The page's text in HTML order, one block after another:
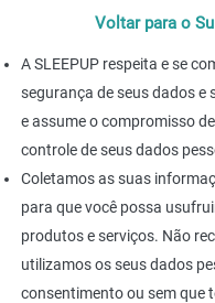
Voltar para o
A SLEEPUP respeita e se
segurança de seus dados e
e assume o compromisso
controle de seus dados
Coletamos as suas
para que você possa
produtos e serviços. Não
utilizamos os seus dados
consentimento ou sem que